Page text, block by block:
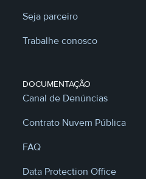
Seja parceiro
Trabalhe conosco
DOCUMENTAÇÃO
Canal de Denúncias
Contrato Nuvem Pública
FAQ
Data Protection Office